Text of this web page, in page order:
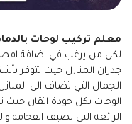
معلم تركيب لوحات
لكل من يرغب في اضافة
جدران المنازل حيث تتوفر
الجمال التي تضاف الى
الوحات بكل جودة اتقان حيث
الرائعة التي تضيف الفخامة